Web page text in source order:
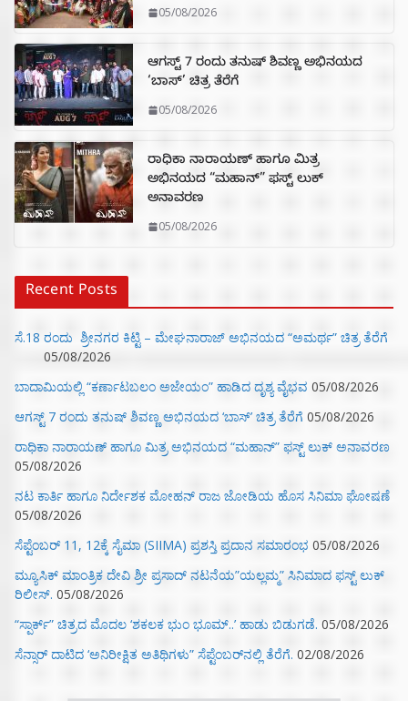
05/08/2026
ಆಗಸ್ಟ್ 7 ರಂದು ತನುಷ್ ಶಿವಣ್ಣ ಅಭಿನಯದ
‘ಬಾಸ್’ ಚಿತ್ರ ತೆರೆಗೆ
05/08/2026
ರಾಧಿಕಾ ನಾರಾಯಣ್ ಹಾಗೂ ಮಿತ್ರ
ಅಭಿನಯದ “ಮಹಾನ್” ಫಸ್ಟ್ ಲುಕ್
ಅನಾವರಣ
05/08/2026
Recent Posts
ಸೆ.18 ರಂದು ಶ್ರೀನಗರ ಕಿಟ್ಟಿ – ಮೇಘನಾರಾಜ್ ಅಭಿನಯದ “ಅಮರ್ಥ” ಚಿತ್ರ ತೆರೆಗೆ
05/08/2026
ಬಾದಾಮಿಯಲ್ಲಿ “ಕರ್ಣಾಟಬಲಂ ಅಜೇಯಂ” ಹಾಡಿದ ದೃಶ್ಯ ವೈಭವ 05/08/2026
ಆಗಸ್ಟ್ 7 ರಂದು ತನುಷ್ ಶಿವಣ್ಣ ಅಭಿನಯದ ‘ಬಾಸ್’ ಚಿತ್ರ ತೆರೆಗೆ 05/08/2026
ರಾಧಿಕಾ ನಾರಾಯಣ್ ಹಾಗೂ ಮಿತ್ರ ಅಭಿನಯದ “ಮಹಾನ್” ಫಸ್ಟ್ ಲುಕ್ ಅನಾವರಣ
05/08/2026
ನಟ ಕಾರ್ತಿ ಹಾಗೂ ನಿರ್ದೇಶಕ ಮೋಹನ್ ರಾಜ ಜೋಡಿಯ ಹೊಸ ಸಿನಿಮಾ ಘೋಷಣೆ
05/08/2026
ಸೆಪ್ಟೆಂಬರ್ 11, 12ಕ್ಕೆ ಸೈಮಾ (SIIMA) ಪ್ರಶಸ್ತಿ ಪ್ರದಾನ ಸಮಾರಂಭ 05/08/2026
ಮ್ಯೂಸಿಕ್‌ ಮಾಂತ್ರಿಕ ದೇವಿ ಶ್ರೀ ಪ್ರಸಾದ್ ನಟನೆಯ”ಯಲ್ಲಮ್ಮ” ಸಿನಿಮಾದ ಫಸ್ಟ್‌ ಲುಕ್‌
ರಿಲೀಸ್. 05/08/2026
“ಸ್ಪಾರ್ಕ್” ಚಿತ್ರದ ಮೊದಲ‌ ‘ಶಕಲಕ ಭುಂ‌ ಭೂಮ್..’ ಹಾಡು ಬಿಡುಗಡೆ. 05/08/2026
ಸೆನ್ಸಾರ್ ದಾಟಿದ ‘ಅನಿರೀಕ್ಷಿತ ಅತಿಥಿಗಳು” ಸೆಪ್ಟೆಂಬರ್‌ನಲ್ಲಿ ತೆರೆಗೆ. 02/08/2026